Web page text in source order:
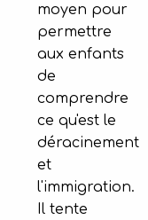
moyen pour
permettre
aux enfants
de
comprendre
ce qu'est le
déracinement
et
l'immigration.
Il tente